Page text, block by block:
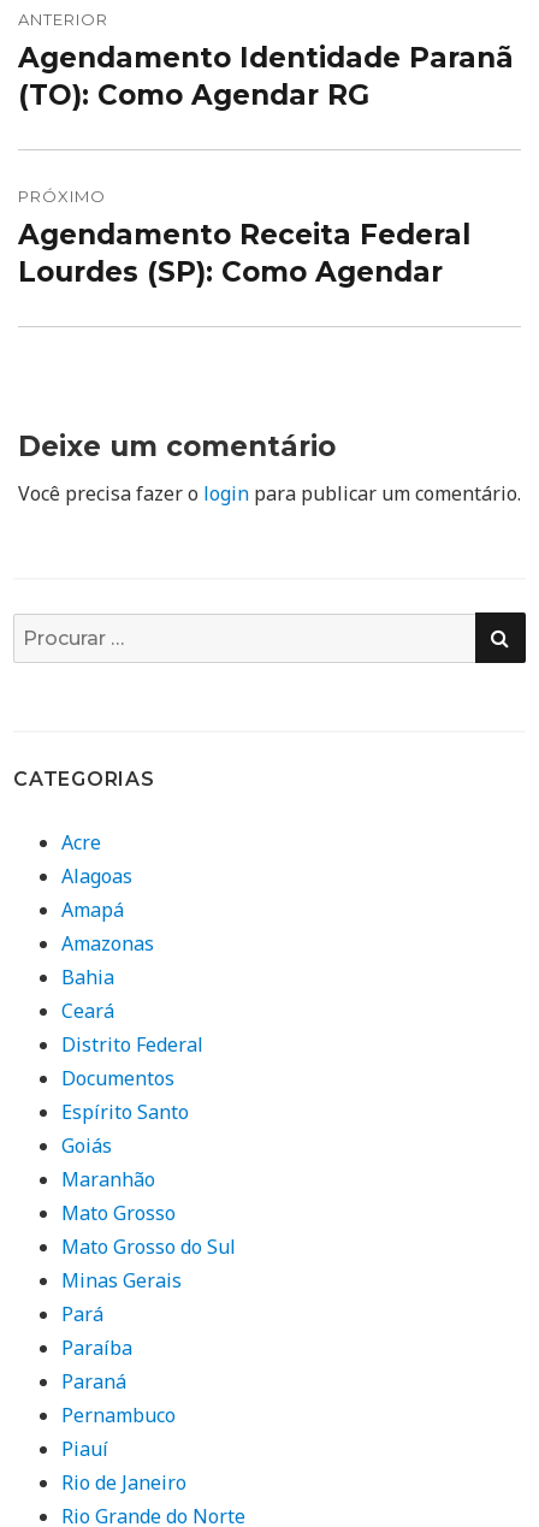
de
Post
ANTERIOR
Post
anterior:
Agendamento Identidade Paranã
(TO): Como Agendar RG
PRÓXIMO
Próximo
post:
Agendamento Receita Federal
Lourdes (SP): Como Agendar
Deixe um comentário
Você precisa fazer o login para publicar um comentário.
Busca
por:
CATEGORIAS
Acre
Alagoas
Amapá
Amazonas
Bahia
Ceará
Distrito Federal
Documentos
Espírito Santo
Goiás
Maranhão
Mato Grosso
Mato Grosso do Sul
Minas Gerais
Pará
Paraíba
Paraná
Pernambuco
Piauí
Rio de Janeiro
Rio Grande do Norte